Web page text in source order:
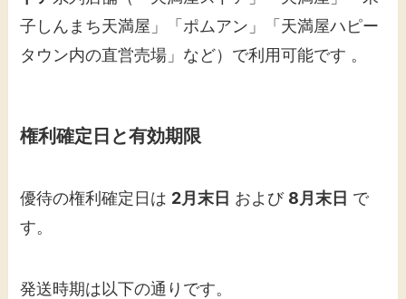
子しんまち天満屋」「ポムアン」「天満屋ハピー
タウン内の直営売場」など）で利用可能です 。
権利確定日と有効期限
優待の権利確定日は 2月末日 および 8月末日 で
す。
発送時期は以下の通りです。